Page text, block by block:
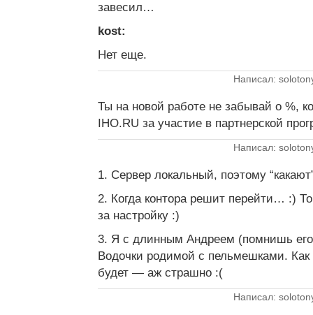
завесил…
kost:
Нет еще.
Написал:
Ты на новой работе не забывай о %,
IHO.RU за участие в партнерской
Написал:
1. Сервер локальный, поэтому
2. Когда контора решит перейти… :)
за настройку :)
3. Я с длинным Андреем (помнишь
Водочки родимой с пельмешками. Как
будет — аж страшно :(
Написал: